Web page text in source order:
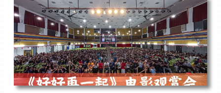
线
上
流
|传
统
游
戏
连
结
跨
国
友
谊